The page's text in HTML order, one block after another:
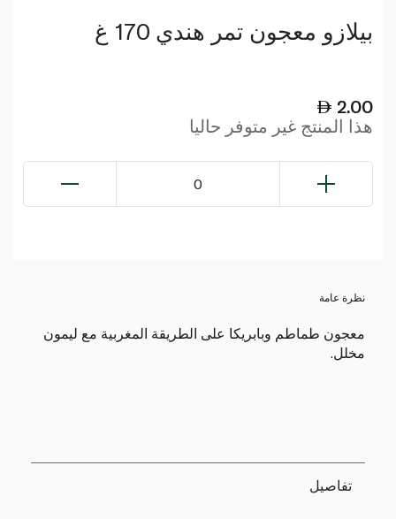
بيلازو معجون تمر هندي 170 غ
2.00
هذا المنتج غير متوفر حاليا
0
نظرة عامة
معجون طماطم وبابريكا على الطريقة المغربية مع ليمون
مخلل.
تفاصيل